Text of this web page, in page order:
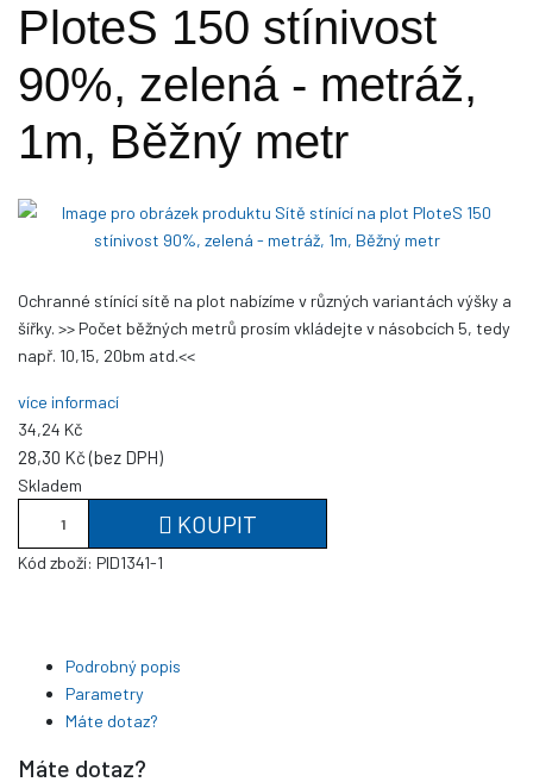
PloteS 150 stínivost
90%, zelená - metráž,
1m, Běžný metr
Ochranné stínící sítě na plot nabízíme v různých variantách výšky a
šířky. >> Počet běžných metrů prosím vkládejte v násobcích 5, tedy
např. 10,15, 20bm atd.<<
více informací
34,24 Kč
28,30 Kč (bez DPH)
Skladem
KOUPIT
Kód zboží: PID1341-1
Podrobný popis
Parametry
Máte dotaz?
Máte dotaz?